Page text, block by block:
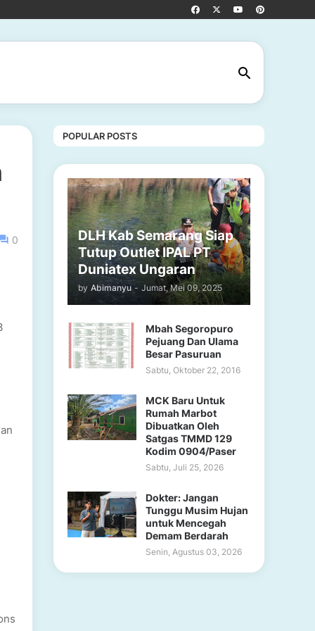
0
POPULAR POSTS
DLH Kab Semarang Siap
Tutup Outlet IPAL PT
Duniatex Ungaran
by Abimanyu - Jumat, Mei 09, 2025
Mbah Segoropuro
Pejuang Dan Ulama
Besar Pasuruan
Sabtu, Oktober 22, 2016
MCK Baru Untuk
Rumah Marbot
Dibuatkan Oleh
Satgas TMMD 129
Kodim 0904/Paser
Sabtu, Juli 25, 2026
Dokter: Jangan
Tunggu Musim Hujan
untuk Mencegah
Demam Berdarah
Senin, Agustus 03, 2026